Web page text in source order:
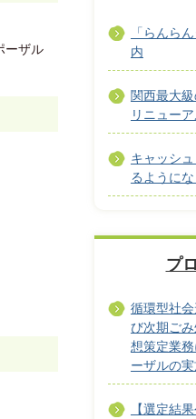
ーザル
「らんら
内
関西最大
リニュー
キャッシ
るように
プ
循環型社
び次期ご
想策定業
ーザルの
【選定結